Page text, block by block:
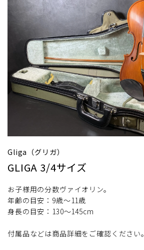
Gliga（グリガ）
GLIGA 3/4サイズ
お子様用の分数ヴァイオリン。
年齢の目安：9歳～11歳
身長の目安：130～145cm
付属品などは商品詳細をご確認ください。